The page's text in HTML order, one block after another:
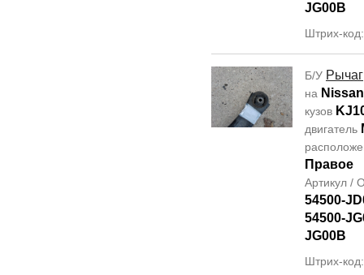
JG00B
Штрих-
Б/У Рычаг
на
кузов
двигатель
Правое
Артикул /
54500-
54500-
JG00B
Штрих-